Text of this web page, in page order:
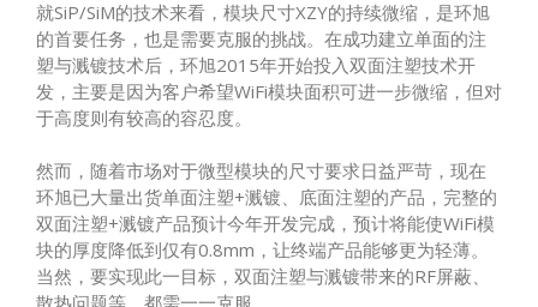
就SiP/SiM的技术来看，模块尺寸XZY的持续微缩，是环旭
的首要任务，也是需要克服的挑战。在成功建立单面的注
塑与溅镀技术后，环旭2015年开始投入双面注塑技术开
发，主要是因为客户希望WiFi模块面积可进一步微缩，但对
于高度则有较高的容忍度。
然而，随着市场对于微型模块的尺寸要求日益严苛，现在
环旭已大量出货单面注塑+溅镀、底面注塑的产品，完整的
双面注塑+溅镀产品预计今年开发完成，预计将能使WiFi模
块的厚度降低到仅有0.8mm，让终端产品能够更为轻薄。
当然，要实现此一目标，双面注塑与溅镀带来的RF屏蔽、